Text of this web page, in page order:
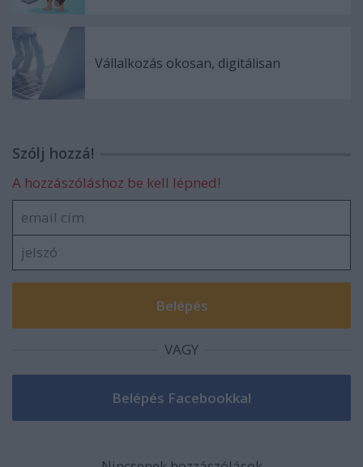
Vállalkozás okosan, digitálisan
Szólj hozzá!
A hozzászóláshoz be kell lépned!
VAGY